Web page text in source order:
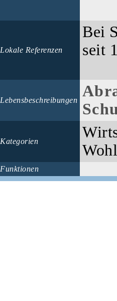
Lokale Referenzen
Bei
seit
Lebensbeschreibungen
Kategorien
Funktionen